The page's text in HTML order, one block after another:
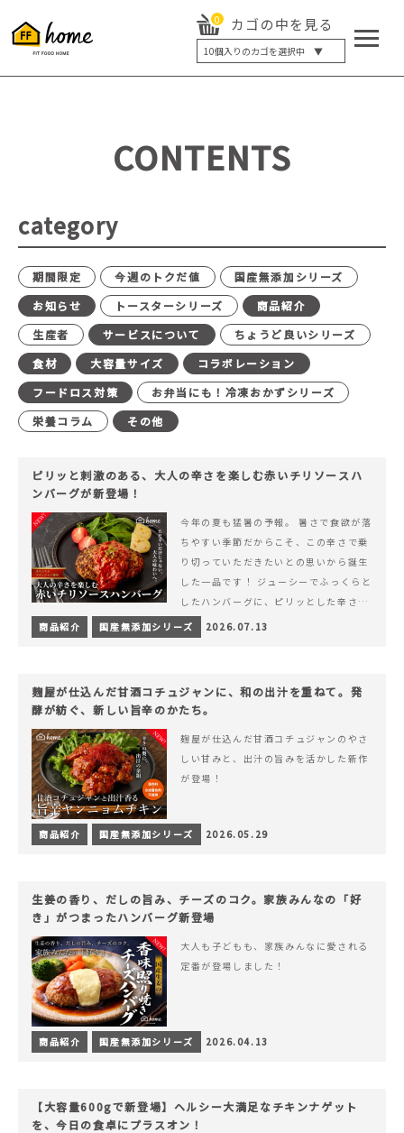
0 カゴの中を見る
10個入りのカゴを選択中 ▼
5個入り
20個入り
最大12%OFF
CONTENTS
category
期間限定 今週のトクだ値
国産無添加シリーズ
お知らせ
トースターシリーズ
商品紹介
生産者
サービスについて
ちょうど良いシリーズ
食材
大容量サイズ
コラボレーション
フードロス対策
お弁当にも！冷凍おかずシリーズ
栄養コラム
その他
ピリッと刺激のある、大人の辛さを楽しむ赤いチリソースハ
ンバーグが新登場！
今年の夏も猛暑の予報。 暑さで食欲が落
ちやすい季節だからこそ、この辛さで乗
り切っていただきたいとの思いから誕生
した一品です！ ジューシーでふっくらと
したハンバーグに、ピリッとした辛さと
コク深い旨みが楽しめる特製チリソース
&hellip; 続きを読む ピリッと刺激のあ
商品紹介 国産無添加シリーズ 2026.07.13
麹屋が仕込んだ甘酒コチュジャンに、和の出汁を重ねて。発
酵が紡ぐ、新しい旨辛のかたち。
麹屋が仕込んだ甘酒コチュジャンのやさ
しい甘みと、出汁の旨みを活かした新作
が登場！
商品紹介 国産無添加シリーズ 2026.05.29
生姜の香り、だしの旨み、チーズのコク。家族みんなの「好
き」がつまったハンバーグ新登場
大人も子どもも、家族みんなに愛される
定番が登場しました！
商品紹介 国産無添加シリーズ 2026.04.13
【大容量600gで新登場】ヘルシー大満足なチキンナゲット
を、今日の食卓にプラスオン！